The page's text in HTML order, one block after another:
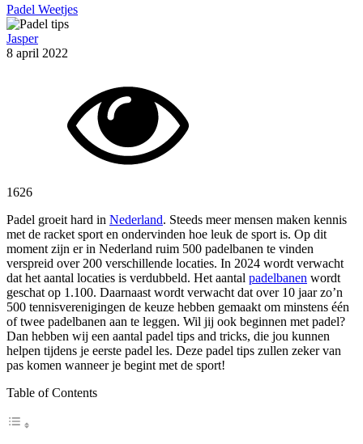
Padel Weetjes
Jasper
8 april 2022
1626
Padel groeit hard in Nederland. Steeds meer mensen maken kennis
met de racket sport en ondervinden hoe leuk de sport is. Op dit
moment zijn er in Nederland ruim 500 padelbanen te vinden
verspreid over 200 verschillende locaties. In 2024 wordt verwacht
dat het aantal locaties is verdubbeld. Het aantal padelbanen wordt
geschat op 1.100. Daarnaast wordt verwacht dat over 10 jaar zo’n
500 tennisverenigingen de keuze hebben gemaakt om minstens één
of twee padelbanen aan te leggen. Wil jij ook beginnen met padel?
Dan hebben wij een aantal padel tips and tricks, die jou kunnen
helpen tijdens je eerste padel les. Deze padel tips zullen zeker van
pas komen wanneer je begint met de sport!
Table of Contents